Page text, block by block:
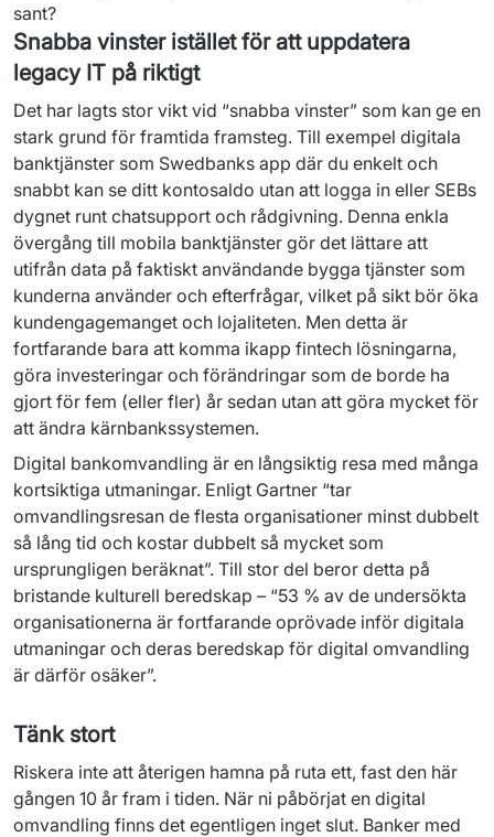
sant?
Snabba vinster istället för att uppdatera
legacy IT på riktigt
Det har lagts stor vikt vid “snabba vinster” som kan ge en
stark grund för framtida framsteg. Till exempel digitala
banktjänster som Swedbanks app där du enkelt och
snabbt kan se ditt kontosaldo utan att logga in eller SEBs
dygnet runt chatsupport och rådgivning. Denna enkla
övergång till mobila banktjänster gör det lättare att
utifrån data på faktiskt användande bygga tjänster som
kunderna använder och efterfrågar, vilket på sikt bör öka
kundengagemanget och lojaliteten. Men detta är
fortfarande bara att komma ikapp fintech lösningarna,
göra investeringar och förändringar som de borde ha
gjort för fem (eller fler) år sedan utan att göra mycket för
att ändra kärnbankssystemen.
Digital bankomvandling är en långsiktig resa med många
kortsiktiga utmaningar. Enligt Gartner “tar
omvandlingsresan de flesta organisationer minst dubbelt
så lång tid och kostar dubbelt så mycket som
ursprungligen beräknat”. Till stor del beror detta på
bristande kulturell beredskap – “53 % av de undersökta
organisationerna är fortfarande oprövade inför digitala
utmaningar och deras beredskap för digital omvandling
är därför osäker”.
Tänk stort
Riskera inte att återigen hamna på ruta ett, fast den här
gången 10 år fram i tiden. När ni påbörjat en digital
omvandling finns det egentligen inget slut. Banker med